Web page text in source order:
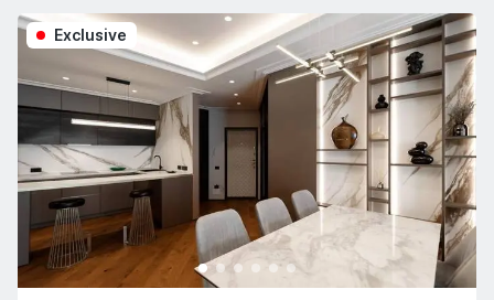
Exclusive